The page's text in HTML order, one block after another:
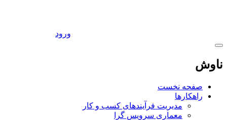
ورود
صفحه نخست
راهکارها
مدیریت فرآیندهای کسب و کار
معماری سرویس گرا